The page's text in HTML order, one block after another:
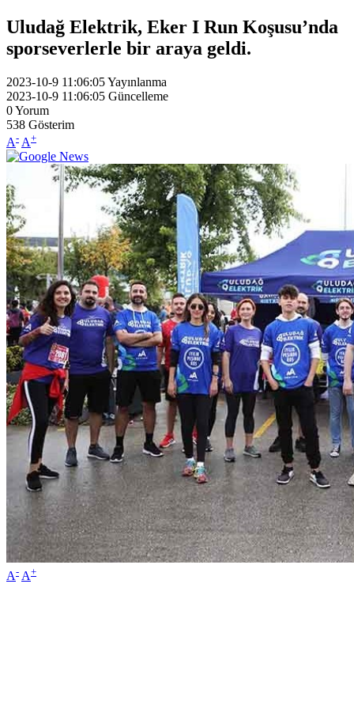
Uludağ Elektrik, Eker I Run Koşusu’nda
sporseverlerle bir araya geldi.
2023-10-9 11:06:05Yayınlanma
2023-10-9 11:06:05 Güncelleme
0Yorum
538 Gösterim
A- A+
A- A+